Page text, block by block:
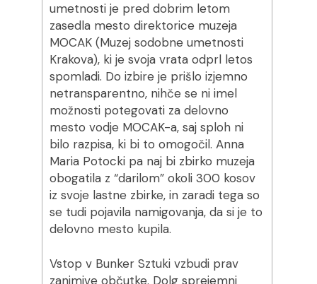
umetnosti je pred dobrim letom
zasedla mesto direktorice muzeja
MOCAK (Muzej sodobne umetnosti
Krakova), ki je svoja vrata odprl letos
spomladi. Do izbire je prišlo izjemno
netransparentno, nihče se ni imel
možnosti potegovati za delovno
mesto vodje MOCAK-a, saj sploh ni
bilo razpisa, ki bi to omogočil. Anna
Maria Potocki pa naj bi zbirko muzeja
obogatila z “darilom” okoli 300 kosov
iz svoje lastne zbirke, in zaradi tega so
se tudi pojavila namigovanja, da si je to
delovno mesto kupila.
Vstop v Bunker Sztuki vzbudi prav
zanimive občutke. Dolg sprejemni